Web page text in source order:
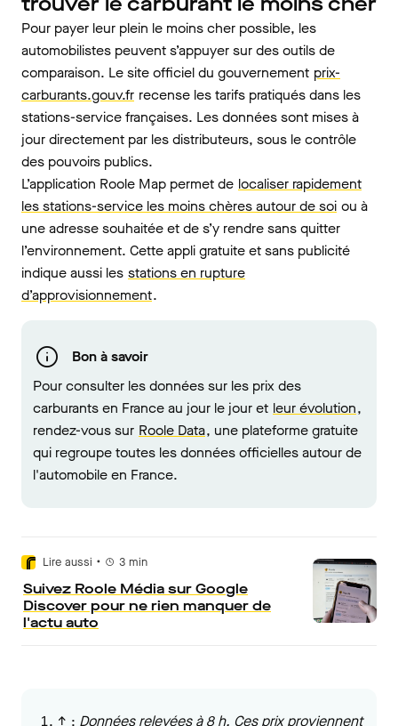
Pour payer leur plein le moins cher possible, les
automobilistes peuvent s’appuyer sur des outils de
comparaison. Le site officiel du gouvernement prix-
carburants.gouv.fr recense les tarifs pratiqués dans les
stations-service françaises. Les données sont mises à
jour directement par les distributeurs, sous le contrôle
des pouvoirs publics.
L’application Roole Map permet de localiser rapidement
les stations-service les moins chères autour de soi ou à
une adresse souhaitée et de s’y rendre sans quitter
l’environnement. Cette appli gratuite et sans publicité
indique aussi les stations en rupture
d’approvisionnement.
Bon à savoir
Pour consulter les données sur les prix des
carburants en France au jour le jour et leur évolution,
rendez-vous sur Roole Data, une plateforme gratuite
qui regroupe toutes les données officielles autour de
l'automobile en France.
Lire aussi • 3 min
Suivez Roole Média sur Google
Discover pour ne rien manquer de
l'actu auto
↑ : Données relevées à 8 h. Ces prix proviennent